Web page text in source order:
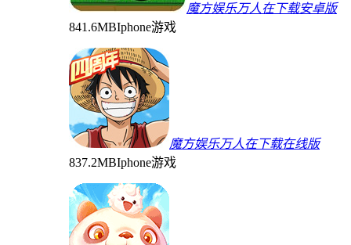
魔方娱乐万人在下载安卓版
841.6MBIphone游戏
魔方娱乐万人在下载在线版
837.2MBIphone游戏